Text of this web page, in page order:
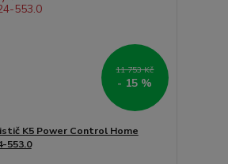
11 753 Kč
- 15 %
K5 Power Control Home
553.0